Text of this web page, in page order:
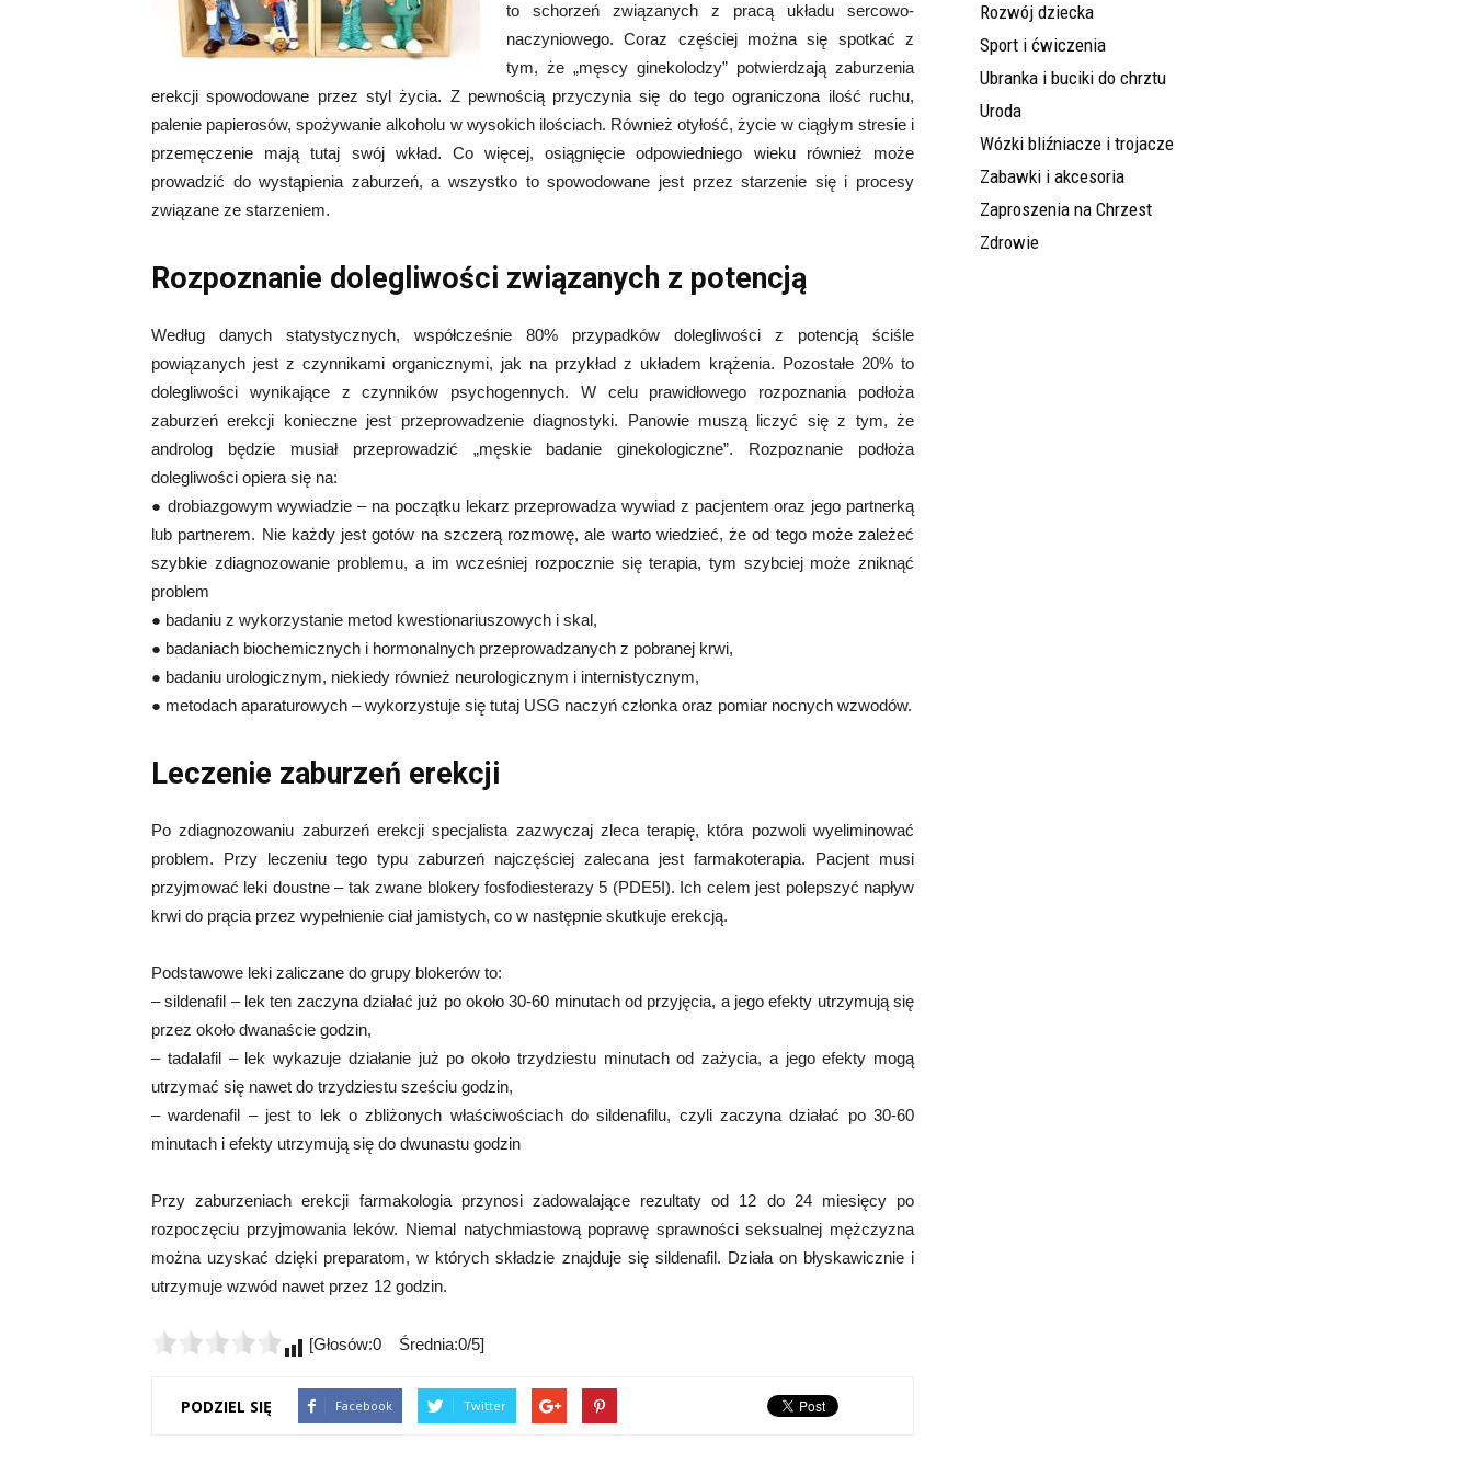
to schorzeń związanych z pracą układu sercowo-
naczyniowego. Coraz częściej można się spotkać z
tym, że „męscy ginekolodzy” potwierdzają zaburzenia
erekcji spowodowane przez styl życia. Z pewnością przyczynia się do tego ograniczona ilość ruchu,
palenie papierosów, spożywanie alkoholu w wysokich ilościach. Również otyłość, życie w ciągłym stresie i
przemęczenie mają tutaj swój wkład. Co więcej, osiągnięcie odpowiedniego wieku również może
prowadzić do wystąpienia zaburzeń, a wszystko to spowodowane jest przez starzenie się i procesy
związane ze starzeniem.
Rozpoznanie dolegliwości związanych z potencją
Według danych statystycznych, współcześnie 80% przypadków dolegliwości z potencją ściśle
powiązanych jest z czynnikami organicznymi, jak na przykład z układem krążenia. Pozostałe 20% to
dolegliwości wynikające z czynników psychogennych. W celu prawidłowego rozpoznania podłoża
zaburzeń erekcji konieczne jest przeprowadzenie diagnostyki. Panowie muszą liczyć się z tym, że
androlog będzie musiał przeprowadzić „męskie badanie ginekologiczne”. Rozpoznanie podłoża
dolegliwości opiera się na:
● drobiazgowym wywiadzie – na początku lekarz przeprowadza wywiad z pacjentem oraz jego partnerką
lub partnerem. Nie każdy jest gotów na szczerą rozmowę, ale warto wiedzieć, że od tego może zależeć
szybkie zdiagnozowanie problemu, a im wcześniej rozpocznie się terapia, tym szybciej może zniknąć
problem
● badaniu z wykorzystanie metod kwestionariuszowych i skal,
● badaniach biochemicznych i hormonalnych przeprowadzanych z pobranej krwi,
● badaniu urologicznym, niekiedy również neurologicznym i internistycznym,
● metodach aparaturowych – wykorzystuje się tutaj USG naczyń członka oraz pomiar nocnych wzwodów.
Leczenie zaburzeń erekcji
Po zdiagnozowaniu zaburzeń erekcji specjalista zazwyczaj zleca terapię, która pozwoli wyeliminować
problem. Przy leczeniu tego typu zaburzeń najczęściej zalecana jest farmakoterapia. Pacjent musi
przyjmować leki doustne – tak zwane blokery fosfodiesterazy 5 (PDE5I). Ich celem jest polepszyć napływ
krwi do prącia przez wypełnienie ciał jamistych, co w następnie skutkuje erekcją.
Podstawowe leki zaliczane do grupy blokerów to:
– sildenafil – lek ten zaczyna działać już po około 30-60 minutach od przyjęcia, a jego efekty utrzymują się
przez około dwanaście godzin,
– tadalafil – lek wykazuje działanie już po około trzydziestu minutach od zażycia, a jego efekty mogą
utrzymać się nawet do trzydziestu sześciu godzin,
– wardenafil – jest to lek o zbliżonych właściwościach do sildenafilu, czyli zaczyna działać po 30-60
minutach i efekty utrzymują się do dwunastu godzin
Przy zaburzeniach erekcji farmakologia przynosi zadowalające rezultaty od 12 do 24 miesięcy po
rozpoczęciu przyjmowania leków. Niemal natychmiastową poprawę sprawności seksualnej mężczyzna
można uzyskać dzięki preparatom, w których składzie znajduje się sildenafil. Działa on błyskawicznie i
utrzymuje wzwód nawet przez 12 godzin.
[Głosów:0 Średnia:0/5]
PODZIEL SIĘ Facebook Twitter
Rozwój dziecka
Sport i ćwiczenia
Ubranka i buciki do chrztu
Uroda
Wózki bliźniacze i trojacze
Zabawki i akcesoria
Zaproszenia na Chrzest
Zdrowie